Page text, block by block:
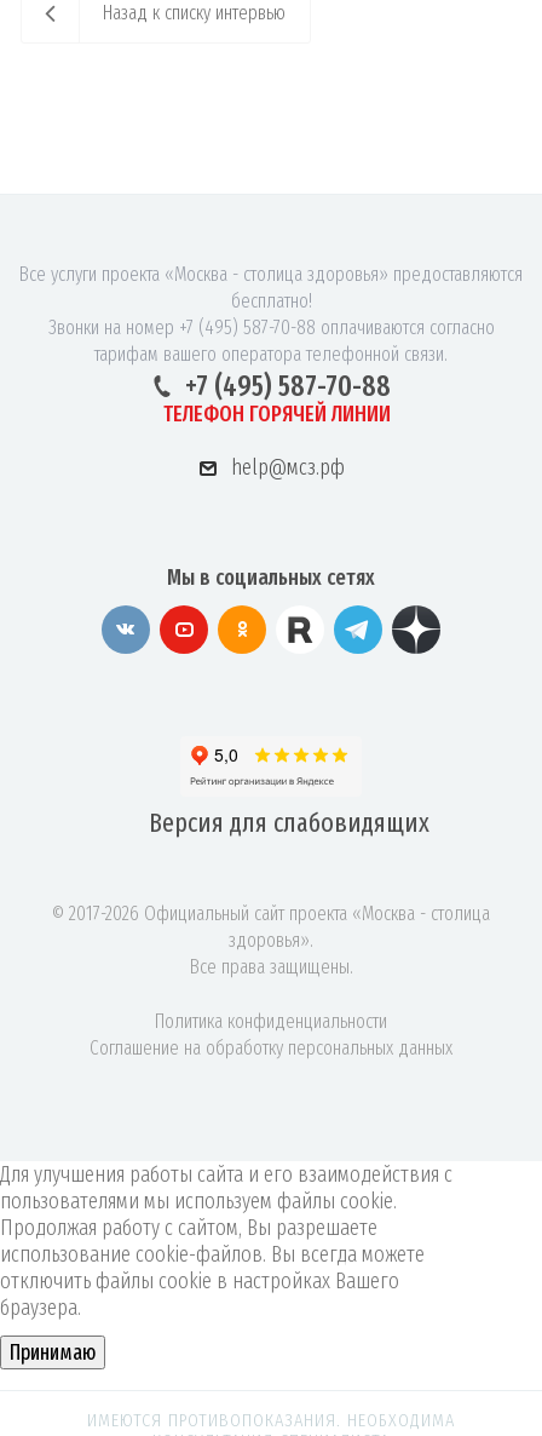
Назад к списку интервью
Все услуги проекта «Москва - столица здоровья» предоставляются
бесплатно!
Звонки на номер +7 (495) 587-70-88 оплачиваются согласно
тарифам вашего оператора телефонной связи.
+7 (495) 587-70-88
ТЕЛЕФОН ГОРЯЧЕЙ ЛИНИИ
help@мсз.рф
Мы в социальных сетях
Версия для слабовидящих
© 2017-2026 Официальный сайт проекта «Москва - столица
здоровья».
Все права защищены.
Политика конфиденциальности
Соглашение на обработку персональных данных
ИМЕЮТСЯ ПРОТИВОПОКАЗАНИЯ. НЕОБХОДИМА
Для улучшения работы сайта и его взаимодействия с
пользователями мы используем файлы cookie.
Продолжая работу с сайтом, Вы разрешаете
использование cookie-файлов. Вы всегда можете
отключить файлы cookie в настройках Вашего
браузера.
Принимаю